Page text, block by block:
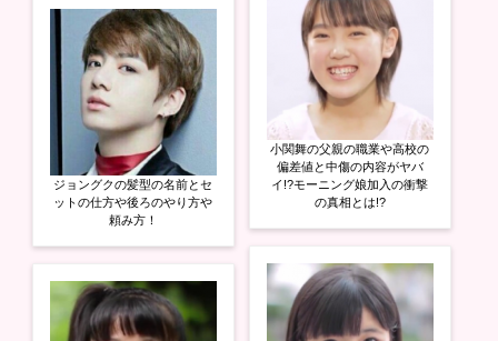
ジョングクの髪型の名前とセ
ットの仕方や後ろのやり方や
頼み方！
小関舞の父親の職業や高校の
偏差値と中傷の内容がヤバ
イ!?モーニング娘加入の衝撃
の真相とは!?